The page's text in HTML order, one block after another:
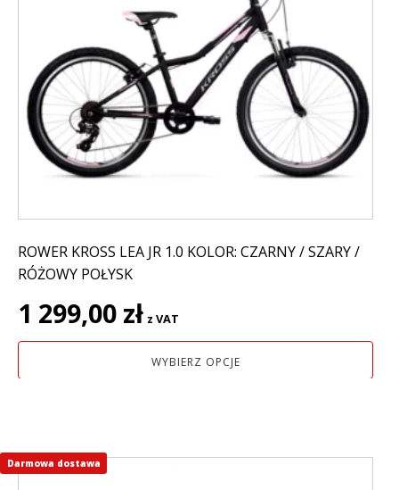
ROWER KROSS LEA JR 1.0 KOLOR: CZARNY / SZARY /
RÓŻOWY POŁYSK
1 299,00 zł z VAT
WYBIERZ OPCJE
wariantów.
Opcje
można
wybrać
na
stronie
produktu
Ten
Darmowa dostawa